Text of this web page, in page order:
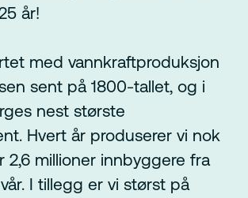
år!
med vannkraftproduksjon
sent på 1800-tallet, og i
nest største
Hvert år produserer vi nok
2,6 millioner innbyggere fra
I tillegg er vi størst på